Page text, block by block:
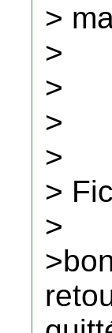
>
>
>
>
>
>
>